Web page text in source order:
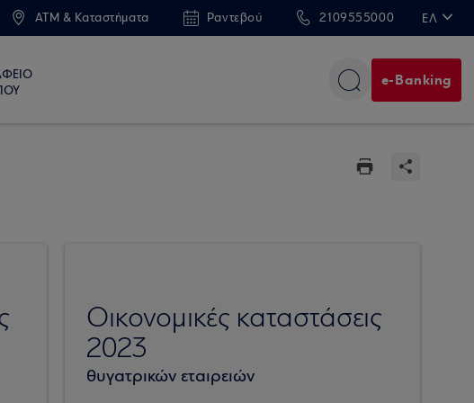
ATM & Καταστήματα Ραντεβού 2109555000 ΕΛ
e-Banking
Οικονομικές καταστάσεις
2023
θυγατρικών εταιρειών